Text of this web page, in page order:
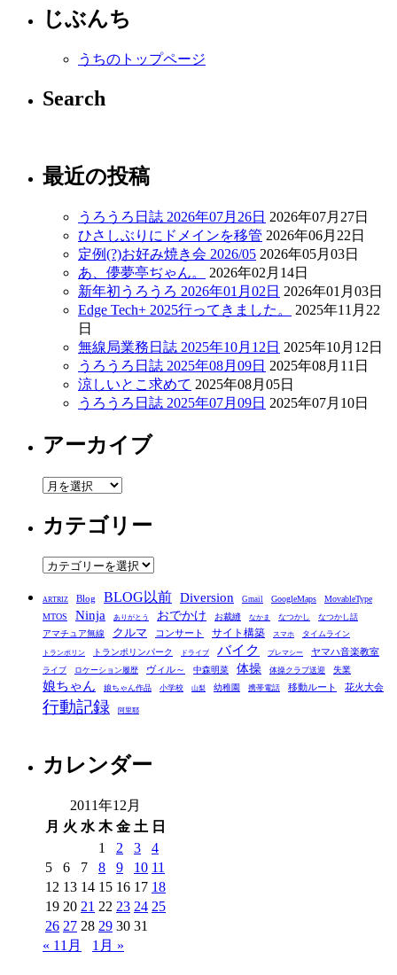
じぶんち
うちのトップページ
Search
最近の投稿
うろうろ日誌 2026年07月26日 2026年07月27日
ひさしぶりにドメインを移管 2026年06月22日
定例(?)お好み焼き会 2026/05 2026年05月03日
あ、儚夢亭ぢゃん。
2026年02月14日
新年初うろうろ 2026年01月02日 2026年01月03日
Edge Tech+ 2025行ってきました。
2025年11月22
日
無線局業務日誌 2025年10月12日 2025年10月12日
うろうろ日誌 2025年08月09日 2025年08月11日
涼しいとこ求めて 2025年08月05日
うろうろ日誌 2025年07月09日 2025年07月10日
アーカイブ
ア
カ
イ
ブ
カテゴリー
カ
ゴ
リ
ー
ARTRIZ Blog BLOG以前 Diversion Gmail GoogleMaps
MovableType
MTOS
Ninja ありがとう おでかけ お裁縫 なかま なつかし なつかし話
アマチュア無線 クルマ コンサート サイト構築 スマホ タイムライン
トランポリン トランポリンパーク ドライブ バイク プレマシー ヤマハ音楽教室
ライブ ロケーション履歴 ヴィル～ 中森明菜 体操 体操クラブ送迎 失業
娘ちゃん 娘ちゃん作品 小学校 山梨 幼稚園 携帯電話 移動ルート 花火大会
行動記録 阿里耶
カレンダー
2011年12月
月 火 水 木 金 土 日
1
2 3
4
5
6 7 8 9 10 11
12 13 14 15 16 17 18
19 20 21 22 23 24 25
26 27 28 29 30 31
« 11月
1月 »